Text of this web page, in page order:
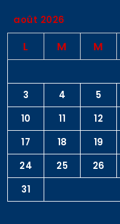
août 2026
L M M
3
4 5
10
11 12
17
18 19
24
25 26
31